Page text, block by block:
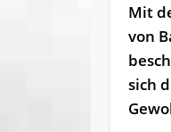
Mit
von
sich